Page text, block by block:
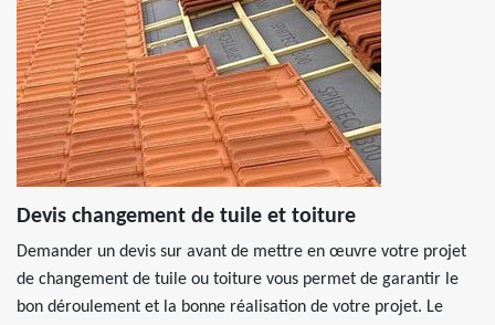
Devis changement de tuile et toiture
Demander un devis sur avant de mettre en œuvre votre projet
de changement de tuile ou toiture vous permet de garantir le
bon déroulement et la bonne réalisation de votre projet. Le